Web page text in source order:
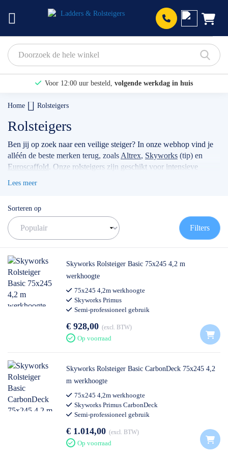
Voor 12:00 uur besteld, volgende werkdag in huis
Home Rolsteigers
Rolsteigers
Ben jij op zoek naar een veilige steiger? In onze webhop vind je
alléén de beste merken terug, zoals Altrex, Skyworks (tip) en
Euroscaffold . Onze rolsteigers zijn geschikt voor intensieve
volgens de actuele norm te werken met de
voorloopleuning
TIP: maak gebruik van onze filters om snel
de juiste rolsteiger te vinden!
✅Vrijblijvende offerteop maat
✅ Contact:
0511- 40 25 64, of
Lees meer
Sorteren op
Filters
Skyworks Rolsteiger Basic 75x245 4,2 m
werkhoogte
75x245 4,2m werkhoogte
Skyworks Primus
Semi-professioneel gebruik
€ 928,00 excl. BTW
Op voorraad
Skyworks Rolsteiger Basic CarbonDeck 75x245 4,2
m werkhoogte
75x245 4,2m werkhoogte
Skyworks Primus CarbonDeck
Semi-professioneel gebruik
€ 1.014,00 excl. BTW
Op voorraad